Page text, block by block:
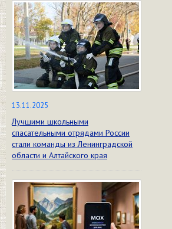
13.11.2025
Лучшими школьными
спасательными отрядами России
стали команды из Ленинградской
области и Алтайского края